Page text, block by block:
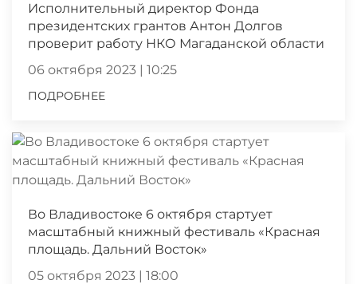
Исполнительный директор Фонда
президентских грантов Антон Долгов
проверит работу НКО Магаданской области
06 октября 2023 | 10:25
ПОДРОБНЕЕ
Во Владивостоке 6 октября стартует
масштабный книжный фестиваль «Красная
площадь. Дальний Восток»
05 октября 2023 | 18:00